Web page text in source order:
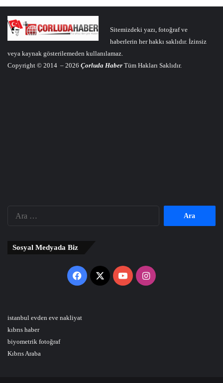
Sitemizdeki yazı, fotoğraf ve
haberlerin her hakkı saklıdır. İzinsiz
veya kaynak gösterilemeden kullanılamaz.
Copyright © 2014 – 2026 Çorluda Haber Tüm Hakları Saklıdır.
Sosyal Medyada Biz
Facebook
X YouTubeInstagram
istanbul evden eve nakliyat
kıbrıs haber
biyometrik fotoğraf
Kıbrıs Araba